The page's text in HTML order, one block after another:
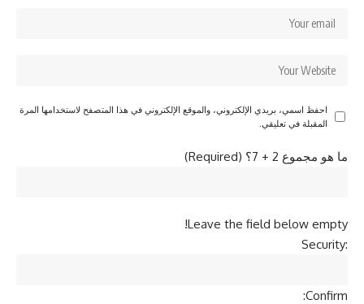
احفظ اسمي، بريدي الإلكتروني، والموقع الإلكتروني في هذا المتصفح لاستخدامها المرة
المقبلة في تعليقي.
ما هو مجموع 2 + 7؟ (Required)
Leave the field below empty!
Security:
Confirm: